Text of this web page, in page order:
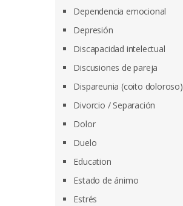
Dependencia emocional
Depresión
Discapacidad intelectual
Discusiones de pareja
Dispareunia (coito doloroso)
Divorcio / Separación
Dolor
Duelo
Education
Estado de ánimo
Estrés